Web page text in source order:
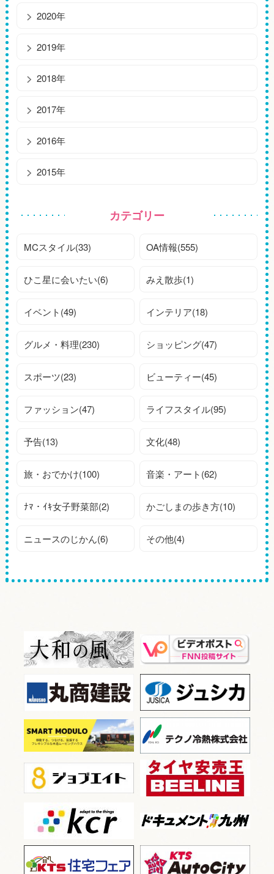
2020年
2019年
2018年
2017年
2016年
2015年
カテゴリー
MCスタイル(33) OA情報(555)
ひこ星に会いたい(6) みえ散歩(1)
イベント(49) インテリア(18)
グルメ・料理(230) ショッピング(47)
スポーツ(23) ビューティー(45)
ファッション(47) ライフスタイル(95)
予告(13) 文化(48)
旅・おでかけ(100) 音楽・アート(62)
ﾅﾏ・ｲｷ女子野菜部(2) かごしまの歩き方(10)
ニュースのじかん(6) その他(4)